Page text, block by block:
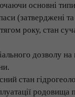
основні
(затверджені
року, стан
дозволу
стан